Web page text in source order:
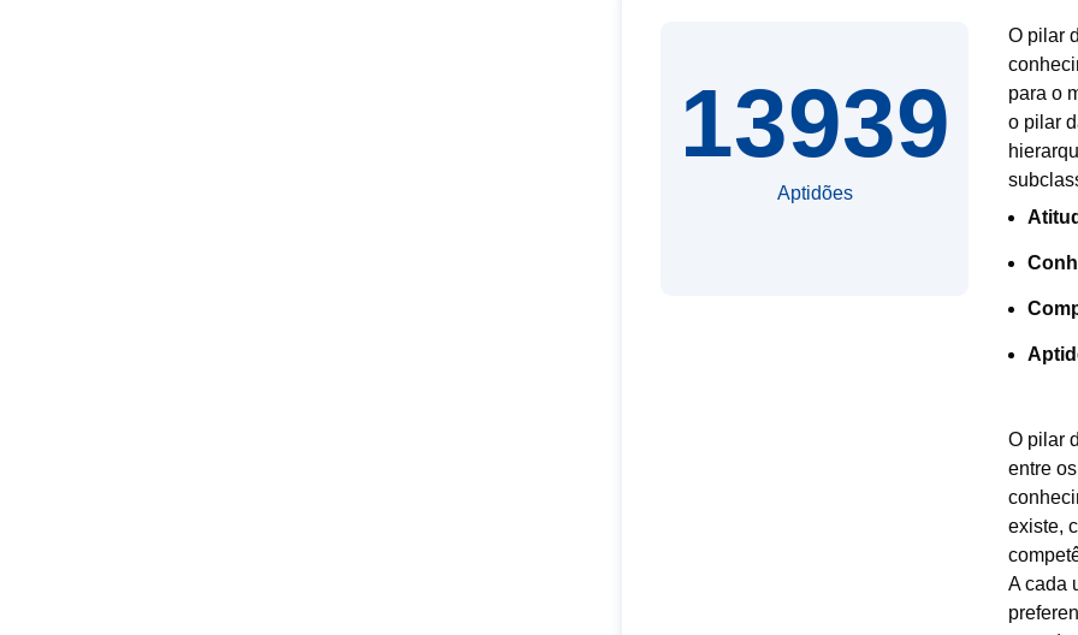
13939
Aptidões
O pilar
para o
o pilar
O pilar
entre
existe,
A cada